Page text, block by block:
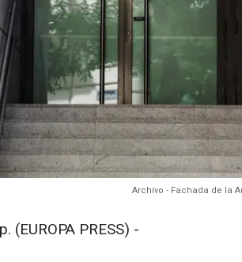
Archivo - Fachada de la
(EUROPA PRESS) -